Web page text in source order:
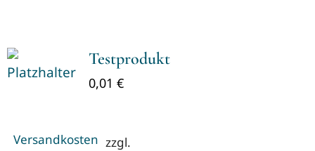
Testprodukt
0,01 €
zzgl.
Versandkosten